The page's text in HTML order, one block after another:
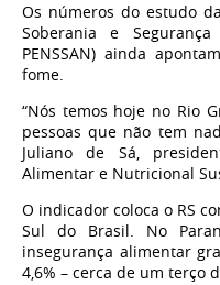
Os números do estudo
Soberania e
PENSSAN) ainda
fome.
“Nós temos hoje no Rio
pessoas que não tem
Juliano de Sá,
Alimentar e Nutricional
O indicador coloca o RS
Sul do Brasil. No
insegurança alimentar
4,6% – cerca de um terço